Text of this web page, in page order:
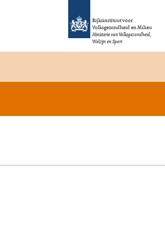
Rijksinstituut voor
Volksgezondheid en Milieu
Ministerie van Volksgezondheid,
Welzijn en Sport